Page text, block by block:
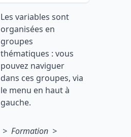
Les variables sont
organisées en
groupes
thématiques : vous
pouvez naviguer
dans ces groupes, via
le menu en haut à
gauche.
> Formation >